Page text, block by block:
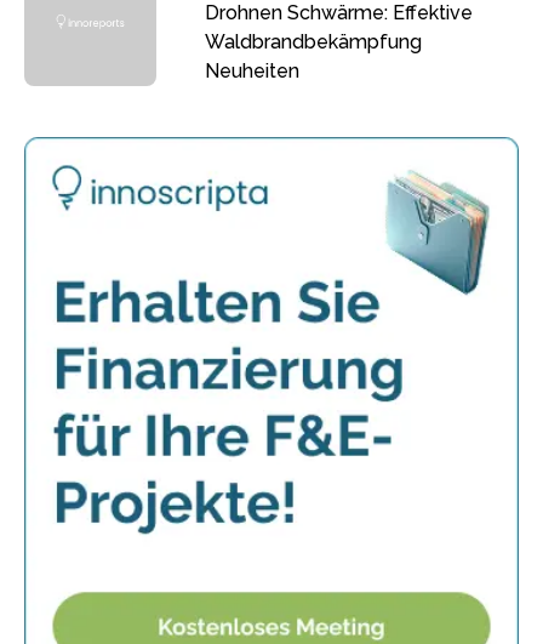
Drohnen Schwärme: Effektive
Waldbrandbekämpfung
Neuheiten